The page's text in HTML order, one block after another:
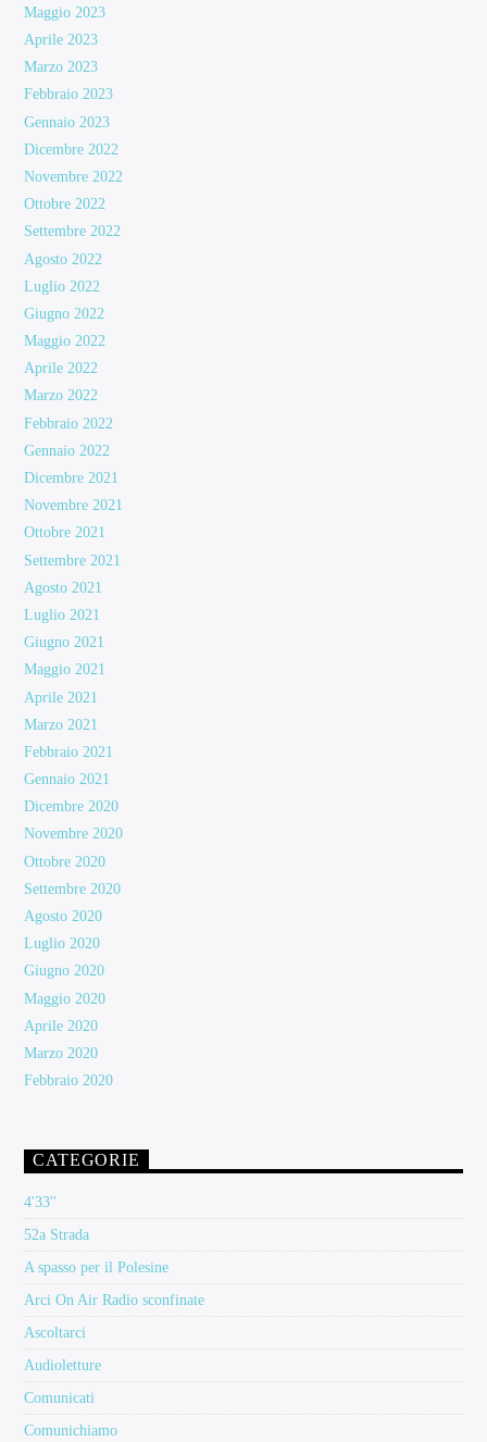
Maggio 2023
Aprile 2023
Marzo 2023
Febbraio 2023
Gennaio 2023
Dicembre 2022
Novembre 2022
Ottobre 2022
Settembre 2022
Agosto 2022
Luglio 2022
Giugno 2022
Maggio 2022
Aprile 2022
Marzo 2022
Febbraio 2022
Gennaio 2022
Dicembre 2021
Novembre 2021
Ottobre 2021
Settembre 2021
Agosto 2021
Luglio 2021
Giugno 2021
Maggio 2021
Aprile 2021
Marzo 2021
Febbraio 2021
Gennaio 2021
Dicembre 2020
Novembre 2020
Ottobre 2020
Settembre 2020
Agosto 2020
Luglio 2020
Giugno 2020
Maggio 2020
Aprile 2020
Marzo 2020
Febbraio 2020
CATEGORIE
4'33''
52a Strada
A spasso per il Polesine
Arci On Air Radio sconfinate
Ascoltarci
Audioletture
Comunicati
Comunichiamo